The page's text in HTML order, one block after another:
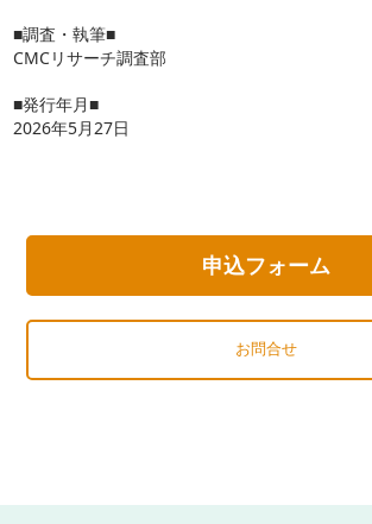
■調査・執筆■
CMCリサーチ調査部
■発行年月■
2026年5月27日
申込フォーム
お問合せ